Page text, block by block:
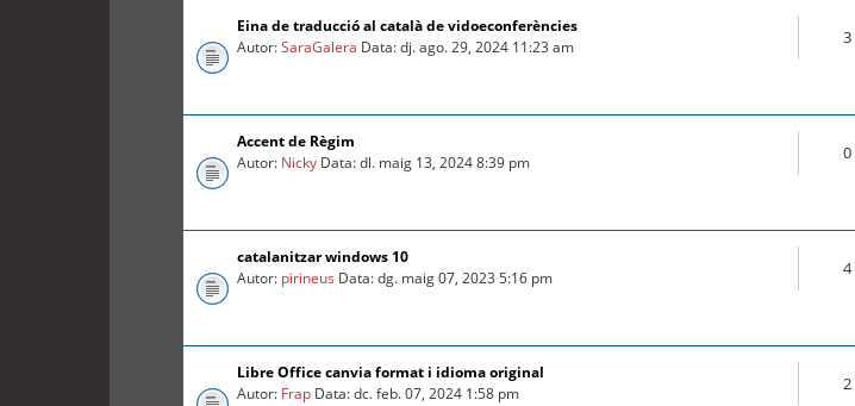
Eina de traducció al català de vidoeconferències
Autor:SaraGalera Data: dj. ago. 29, 2024 11:23 am 3
Accent de Règim
Autor: Nicky Data: dl. maig 13, 2024 8:39 pm 0
catalanitzar windows 10
Autor: pirineus Data: dg. maig 07, 2023 5:16 pm 4
Libre Office canvia format i idioma original
Autor: Frap Data: dc. feb. 07, 2024 1:58 pm 2